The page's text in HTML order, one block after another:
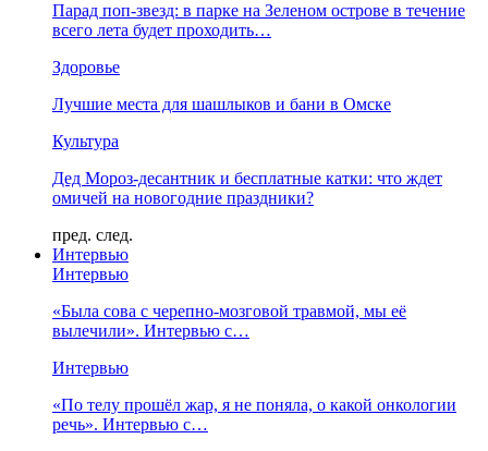
Парад поп-звезд: в парке на Зеленом острове в течение
всего лета будет проходить…
Здоровье
Лучшие места для шашлыков и бани в Омске
Культура
Дед Мороз-десантник и бесплатные катки: что ждет
омичей на новогодние праздники?
пред. след.
Интервью
Интервью
«Была сова с черепно-мозговой травмой, мы её
вылечили». Интервью с…
Интервью
«По телу прошёл жар, я не поняла, о какой онкологии
речь». Интервью с…